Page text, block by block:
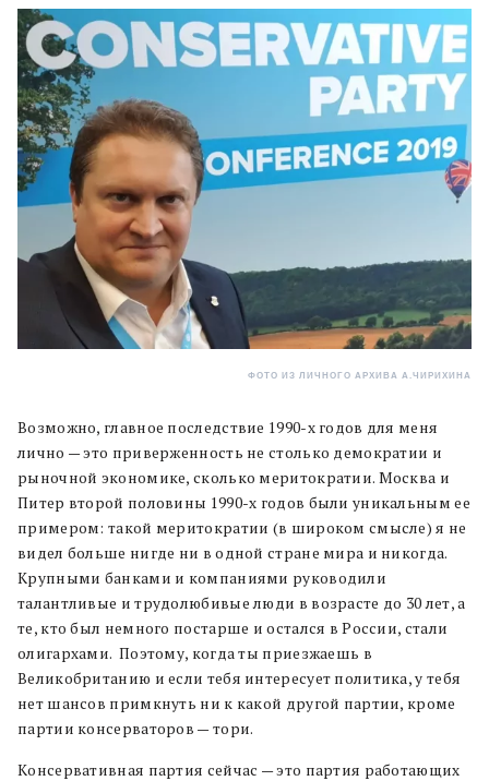
ФОТО ИЗ ЛИЧНОГО АРХИВА А.ЧИРИХИНА
Возможно, главное последствие 1990-х годов для меня
лично — это приверженность не столько демократии и
рыночной экономике, сколько меритократии. Москва и
Питер второй половины 1990-х годов были уникальным ее
примером: такой меритократии (в широком смысле) я не
видел больше нигде ни в одной стране мира и никогда.
Крупными банками и компаниями руководили
талантливые и трудолюбивые люди в возрасте до 30 лет, а
те, кто был немного постарше и остался в России, стали
олигархами. Поэтому, когда ты приезжаешь в
Великобританию и если тебя интересует политика, у тебя
нет шансов примкнуть ни к какой другой партии, кроме
партии консерваторов — тори.
Консервативная партия сейчас — это партия работающих